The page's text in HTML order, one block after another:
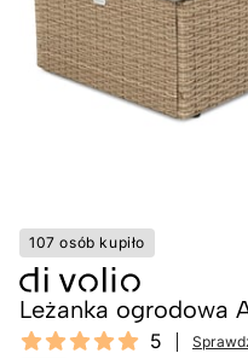
107 osób kupiło
Leżanka ogrodowa
Reviews
5 out of 5 stars 5